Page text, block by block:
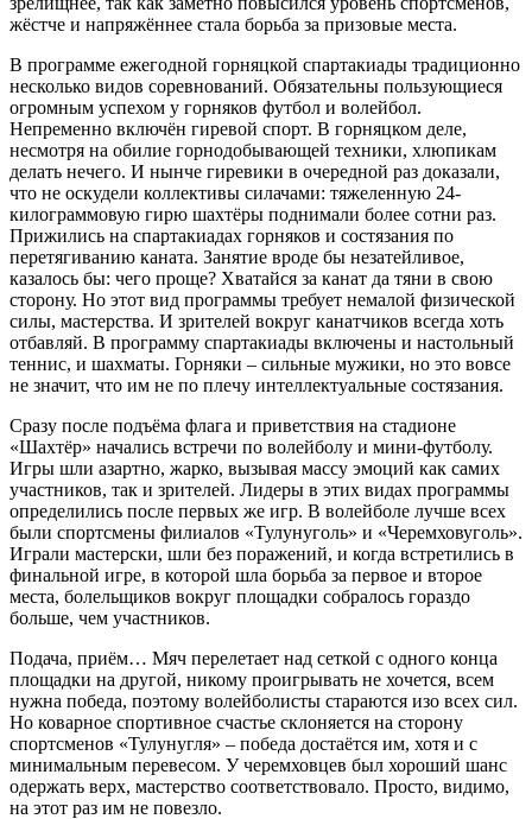
жёстче и напряжённее стала борьба за призовые места.
В программе ежегодной горняцкой спартакиады традиционно
несколько видов соревнований. Обязательны пользующиеся
огромным успехом у горняков футбол и волейбол.
Непременно включён гиревой спорт. В горняцком деле,
несмотря на обилие горнодобывающей техники, хлюпикам
делать нечего. И нынче гиревики в очередной раз доказали,
что не оскудели коллективы силачами: тяжеленную 24-
килограммовую гирю шахтёры поднимали более сотни раз.
Прижились на спартакиадах горняков и состязания по
перетягиванию каната. Занятие вроде бы незатейливое,
казалось бы: чего проще? Хватайся за канат да тяни в свою
сторону. Но этот вид программы требует немалой физической
силы, мастерства. И зрителей вокруг канатчиков всегда хоть
отбавляй. В программу спартакиады включены и настольный
теннис, и шахматы. Горняки – сильные мужики, но это вовсе
не значит, что им не по плечу интеллектуальные состязания.
Сразу после подъёма флага и приветствия на стадионе
«Шахтёр» начались встречи по волейболу и мини-футболу.
Игры шли азартно, жарко, вызывая массу эмоций как самих
участников, так и зрителей. Лидеры в этих видах программы
определились после первых же игр. В волейболе лучше всех
были спортсмены филиалов «Тулунуголь» и «Черемховуголь».
Играли мастерски, шли без поражений, и когда встретились в
финальной игре, в которой шла борьба за первое и второе
места, болельщиков вокруг площадки собралось гораздо
больше, чем участников.
Подача, приём… Мяч перелетает над сеткой с одного конца
площадки на другой, никому проигрывать не хочется, всем
нужна победа, поэтому волейболисты стараются изо всех сил.
Но коварное спортивное счастье склоняется на сторону
спортсменов «Тулунугля» – победа достаётся им, хотя и с
минимальным перевесом. У черемховцев был хороший шанс
одержать верх, мастерство соответствовало. Просто, видимо,
на этот раз им не повезло.